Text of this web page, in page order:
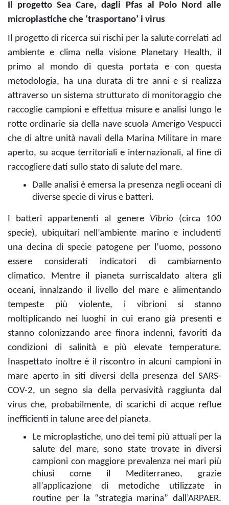
Il progetto Sea Care, dagli Pfas al Polo Nord alle
microplastiche che ‘trasportano’ i virus
Il progetto di ricerca sui rischi per la salute correlati ad
ambiente e clima nella visione Planetary Health, il
primo al mondo di questa portata e con questa
metodologia, ha una durata di tre anni e si realizza
attraverso un sistema strutturato di monitoraggio che
raccoglie campioni e effettua misure e analisi lungo le
rotte ordinarie sia della nave scuola Amerigo Vespucci
che di altre unità navali della Marina Militare in mare
aperto, su acque territoriali e internazionali, al fine di
raccogliere dati sullo stato di salute del mare.
Dalle analisi è emersa la presenza negli oceani di
diverse specie di virus e batteri.
I batteri appartenenti al genere Vibrio (circa 100
specie), ubiquitari nell’ambiente marino e includenti
una decina di specie patogene per l’uomo, possono
essere considerati indicatori di cambiamento
climatico. Mentre il pianeta surriscaldato altera gli
oceani, innalzando il livello del mare e alimentando
tempeste più violente, i vibrioni si stanno
moltiplicando nei luoghi in cui erano già presenti e
stanno colonizzando aree finora indenni, favoriti da
condizioni di salinità e più elevate temperature.
Inaspettato inoltre è il riscontro in alcuni campioni in
mare aperto in siti diversi della presenza del SARS-
COV-2, un segno sia della pervasività raggiunta dal
virus che, probabilmente, di scarichi di acque reflue
inefficienti in talune aree del pianeta.
Le microplastiche, uno dei temi più attuali per la
salute del mare, sono state trovate in diversi
campioni con maggiore prevalenza nei mari più
chiusi come il Mediterraneo, grazie
all’applicazione di metodiche utilizzate in
routine per la “strategia marina” dall’ARPAER.